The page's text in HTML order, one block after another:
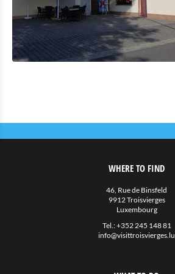
Eat & Sleep
Restauration
Petite restauration
Agenda
WHERE TO FIND
46, Rue de Binsfeld
9912 Troisvierges
Luxembourg
Tel.:+352 245 148 81
info@visittroisvierges.lu